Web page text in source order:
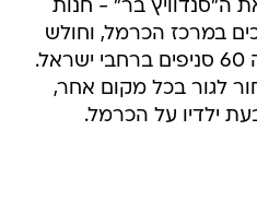
ה"סנדוויץ בר" - חנות
במרכז הכרמל, וחולש
כיום על רשת הקפה, שלה 60 סניפים ברחבי ישראל.
לגור בכל מקום אחר,
ילדיו על הכרמל.